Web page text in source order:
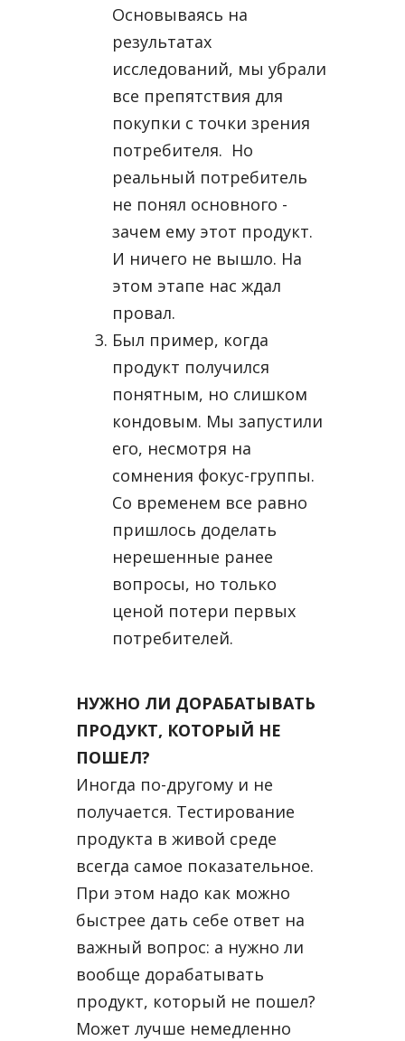
Основываясь на
результатах
исследований, мы убрали
все препятствия для
покупки с точки зрения
потребителя. Но
реальный потребитель
не понял основного -
зачем ему этот продукт.
И ничего не вышло. На
этом этапе нас ждал
провал.
Был пример, когда
продукт получился
понятным, но слишком
кондовым. Мы запустили
его, несмотря на
сомнения фокус-группы.
Со временем все равно
пришлось доделать
нерешенные ранее
вопросы, но только
ценой потери первых
потребителей.
НУЖНО ЛИ ДОРАБАТЫВАТЬ
ПРОДУКТ, КОТОРЫЙ НЕ
ПОШЕЛ?
Иногда по-другому и не
получается. Тестирование
продукта в живой среде
всегда самое показательное.
При этом надо как можно
быстрее дать себе ответ на
важный вопрос: а нужно ли
вообще дорабатывать
продукт, который не пошел?
Может лучше немедленно